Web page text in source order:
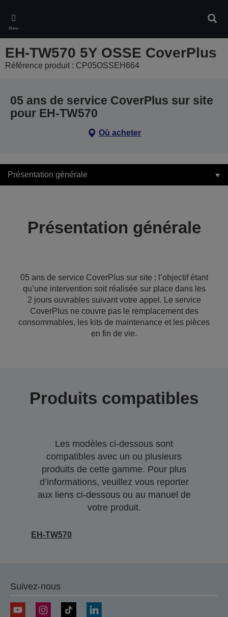
main
content
Menu
EH-TW570 5Y OSSE CoverPlus
Référence produit : CP05OSSEH664
05 ans de service CoverPlus sur site
pour EH-TW570
Où acheter
Présentation générale
Présentation générale
05 ans de service CoverPlus sur site ; l’objectif étant
qu’une intervention soit réalisée sur place dans les
2 jours ouvrables suivant votre appel. Le service
CoverPlus ne couvre pas le remplacement des
consommables, les kits de maintenance et les pièces
en fin de vie.
Produits compatibles
Les modèles ci-dessous sont
compatibles avec un ou plusieurs
produits de cette gamme. Pour plus
d’informations, veuillez vous reporter
aux liens ci-dessous ou au manuel de
votre produit.
EH-TW570
Suivez-nous